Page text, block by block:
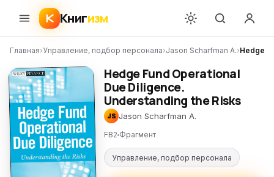
Книгизм
Главная›Управление, подбор персонала›Jason Scharfman A.›Hedge
Hedge Fund Operational
Due Diligence.
Understanding the Risks
JS Jason Scharfman A.
FB2 Фрагмент
Управление, подбор персонала